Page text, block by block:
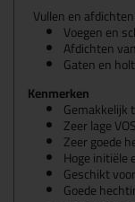
Vullen en
Voegen en
Afdichten
Gaten en
Kenmerken
Gemakkelijk
Zeer lage
Zeer goede
Hoge initiële
Geschikt
Goede